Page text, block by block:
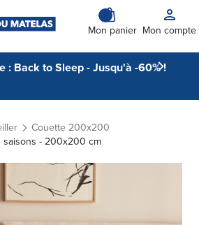
Mon panier Mon compte
: Back to Sleep - Jusqu'à -60% !
Couette 200x200
- 200x200 cm